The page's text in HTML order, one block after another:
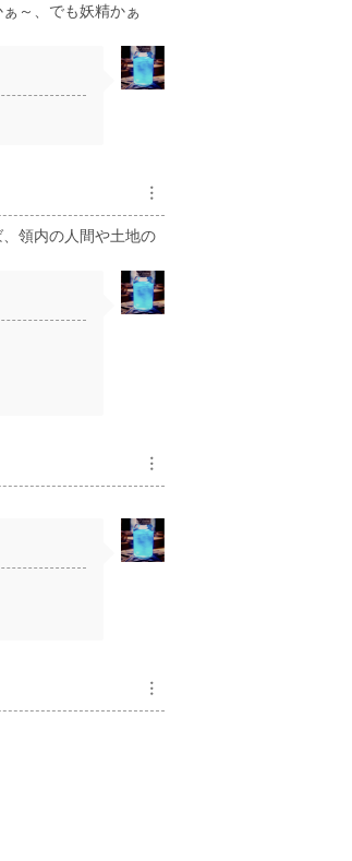
～、でも妖精かぁ
︙
領内の人間や土地の
︙
︙